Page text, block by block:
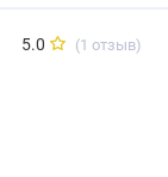
5.0 (1 отзыв)